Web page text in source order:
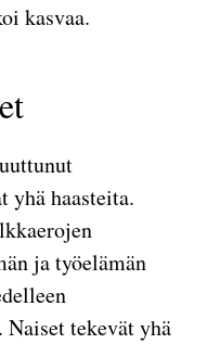
kasvaa.
yhä haasteita.
ja työelämän
tekevät yhä